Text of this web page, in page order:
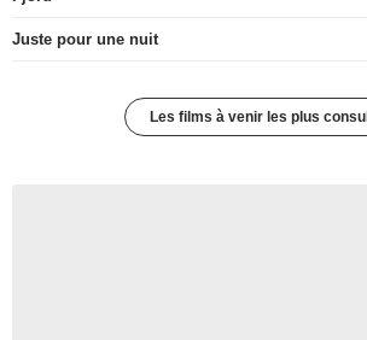
Juste pour une nuit
Les films à venir les plus